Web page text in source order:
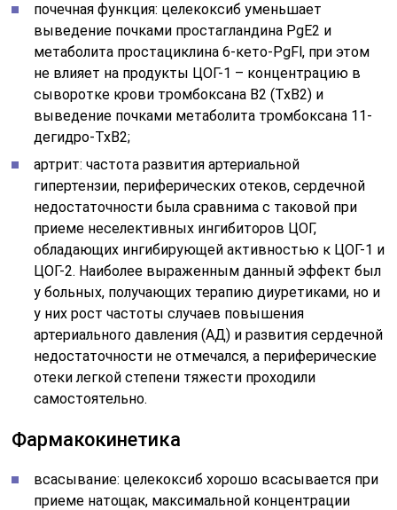
почечная функция: целекоксиб уменьшает
выведение почками простагландина PgE2 и
метаболита простациклина 6-кето-PgFl, при этом
не влияет на продукты ЦОГ-1 – концентрацию в
сыворотке крови тромбоксана В2 (ТхВ2) и
выведение почками метаболита тромбоксана 11-
дегидро-ТхВ2;
артрит: частота развития артериальной
гипертензии, периферических отеков, сердечной
недостаточности была сравнима с таковой при
приеме неселективных ингибиторов ЦОГ,
обладающих ингибирующей активностью к ЦОГ-1 и
ЦОГ-2. Наиболее выраженным данный эффект был
у больных, получающих терапию диуретиками, но и
у них рост частоты случаев повышения
артериального давления (АД) и развития сердечной
недостаточности не отмечался, а периферические
отеки легкой степени тяжести проходили
самостоятельно.
Фармакокинетика
всасывание: целекоксиб хорошо всасывается при
приеме натощак, максимальной концентрации